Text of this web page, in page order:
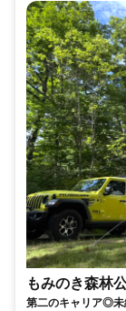
もみのき森林
第二のキャリア◎